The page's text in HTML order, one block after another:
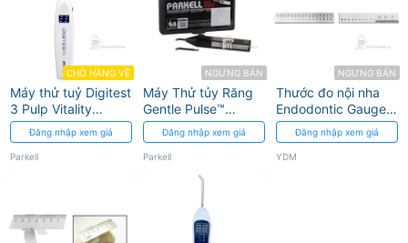
CHỜ HÀNG VỀ
Máy thử tuỷ Digitest
3 Pulp Vitality
Tester Parkell
Đăng nhập xem giá
Parkell
NGƯNG BÁN
Máy Thử tủy Răng
Gentle Pulse™
Analog Pulp Vitality
Tester
Đăng nhập xem giá
Parkell
NGƯNG BÁN
Thước đo nội nha
Endodontic Gauge
YDMĐăng nhập xem giá
YDM